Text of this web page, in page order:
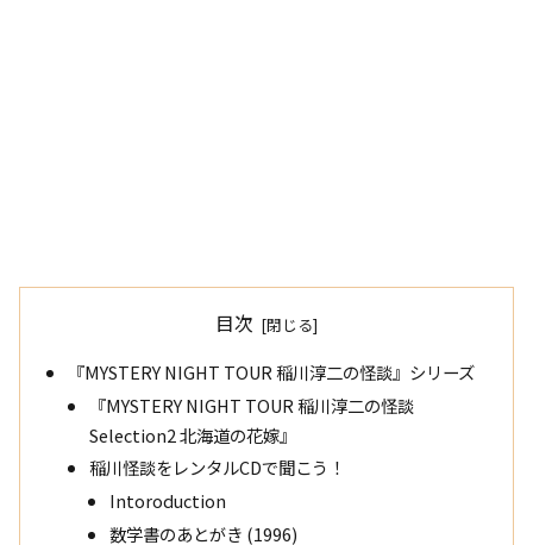
目次
『MYSTERY NIGHT TOUR 稲川淳二の怪談』シリーズ
『MYSTERY NIGHT TOUR 稲川淳二の怪談
Selection2 北海道の花嫁』
稲川怪談をレンタルCDで聞こう！
Intoroduction
数学書のあとがき (1996)